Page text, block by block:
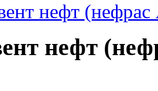
нефт
нефт